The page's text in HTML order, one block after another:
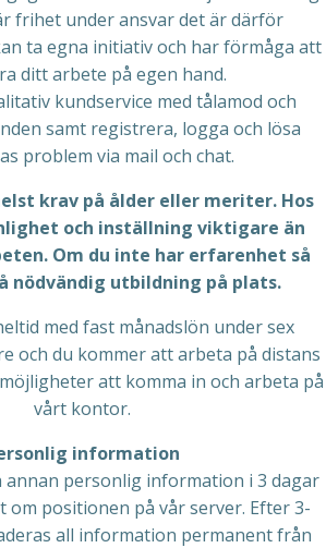
frihet under ansvar det är därför
ta egna initiativ och har förmåga att
ditt arbete på egen hand.
kundservice med tålamod och
samt registrera, logga och lösa
problem via mail och chat.
krav på ålder eller meriter. Hos
och inställning viktigare än
Om du inte har erfarenhet så
nödvändig utbildning på plats.
med fast månadslön under sex
och du kommer att arbeta på distans
att komma in och arbeta på
vårt kontor.
information
annan personlig information i 3 dagar
om positionen på vår server. Efter 3-
all information permanent från